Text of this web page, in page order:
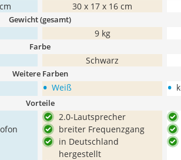
30 x 17 x 16 cm
Gewicht (gesamt)
9 kg
Farbe
Schwarz
Weitere Farben
• Weiß •
Vorteile
2.0-Lautsprecher
breiter Frequenzgang
in Deutschland
hergestellt